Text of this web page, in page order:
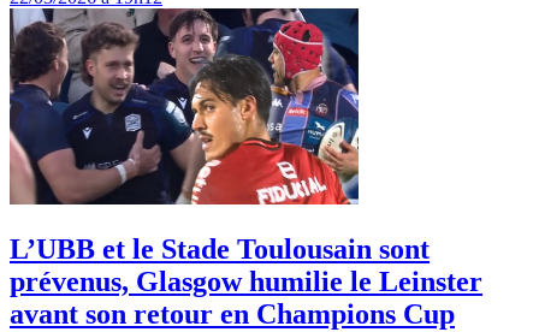
L’UBB et le Stade Toulousain sont
prévenus, Glasgow humilie le Leinster
avant son retour en Champions Cup